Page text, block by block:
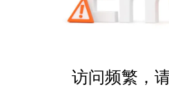
访问频繁，